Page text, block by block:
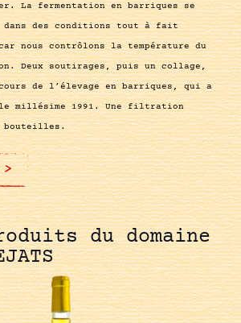
La fermentation en barriques se
dans des conditions tout à fait
nous contrôlons la température du
Deux soutirages, puis un collage,
de l’élevage en barriques, qui a
le millésime 1991. Une filtration
bouteilles.
>
du domaine